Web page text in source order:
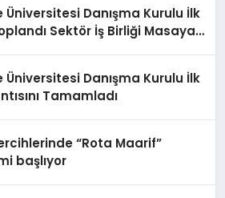
Üniversitesi Danışma Kurulu İlk
Sektör İş Birliği Masaya
Üniversitesi Danışma Kurulu İlk
Tamamladı
“Rota Maarif”
başlıyor